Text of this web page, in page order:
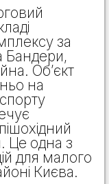
за
Бандери,
Об’єкт
на
Це одна з
для малого
Києва.